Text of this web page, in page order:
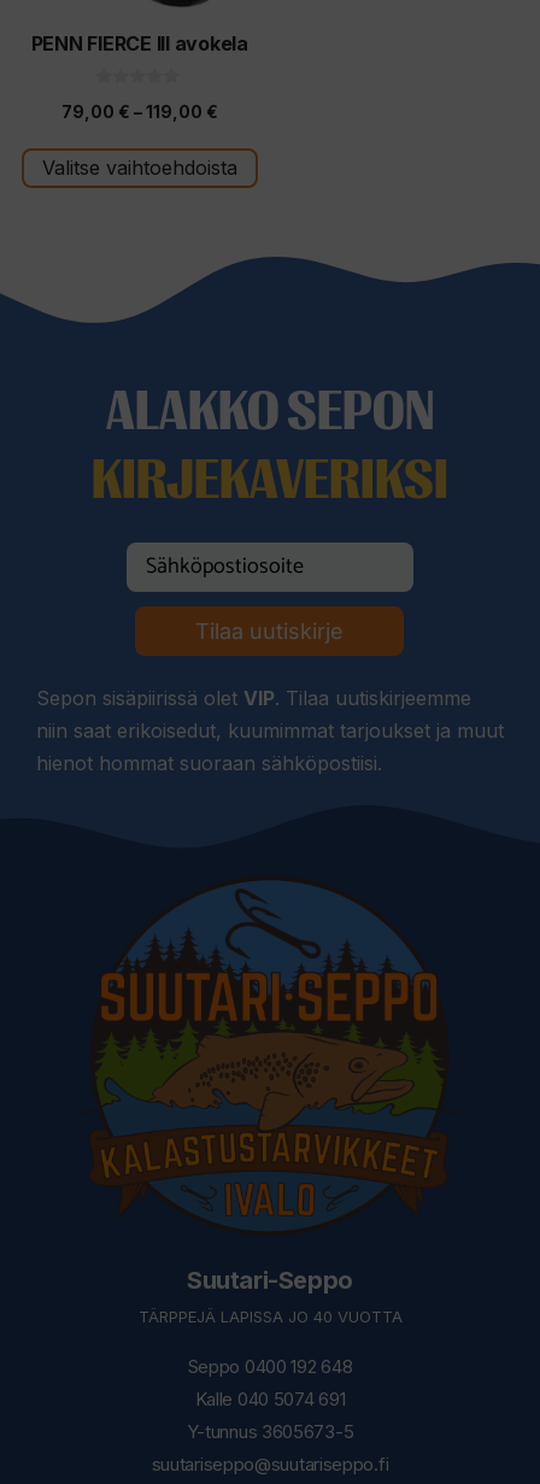
PENN FIERCE III avokela
5
s
t
ä
79,00 € – 119,00 €Hintaluokka:
-
Valitse vaihtoehdoista
tuotteen
ALAKKO SEPON
KIRJEKAVERIKSI
Tilaa uutiskirje
Sepon sisäpiirissä olet VIP. Tilaa uutiskirjeemme
niin saat erikoisedut, kuumimmat tarjoukset ja muut
hienot hommat suoraan sähköpostiisi.
Suutari-Seppo
TÄRPPEJÄ LAPISSA JO 40 VUOTTA
Seppo 0400 192 648
Kalle 040 5074 691
Y-tunnus 3605673-5
suutariseppo@suutariseppo.fi